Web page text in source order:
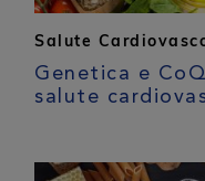
Salute
Genetica e
salute